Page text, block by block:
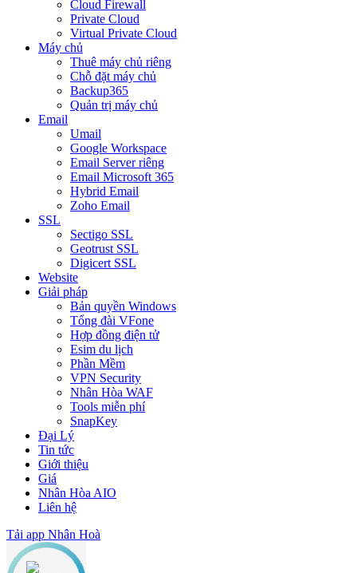
Cloud Firewall
Private Cloud
Virtual Private Cloud
Máy chủ
Thuê máy chủ riêng
Chỗ đặt máy chủ
Backup365
Quản trị máy chủ
Email
Umail
Google Workspace
Email Server riêng
Email Microsoft 365
Hybrid Email
Zoho Email
SSL
Sectigo SSL
Geotrust SSL
Digicert SSL
Website
Giải pháp
Bản quyền Windows
Tổng đài VFone
Hợp đồng điện tử
Esim du lịch
Phần Mềm
VPN Security
Nhân Hòa WAF
Tools miễn phí
SnapKey
Đại Lý
Tin tức
Giới thiệu
Giá
Nhân Hòa AIO
Liên hệ
Tải app Nhân Hoà
Nội dung chính